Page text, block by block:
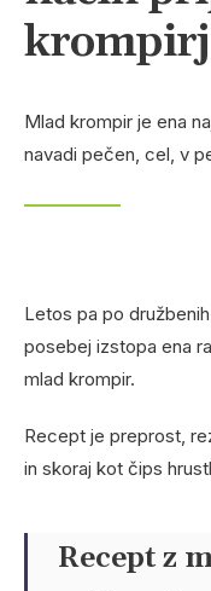
Mlad krompir je ena
navadi pečen, cel, v
Letos pa po
posebej izstopa ena
mlad krompir.
Recept je preprost,
in skoraj kot čips
Recept z